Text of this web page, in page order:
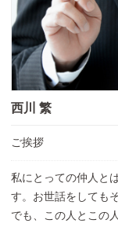
西川 繁
ご挨拶
私にとっての仲人と
す。お世話をしても
でも、この人とこの